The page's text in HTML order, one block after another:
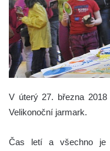
V úterý 27. března
Velikonoční jarmark.
Čas letí a všechno je